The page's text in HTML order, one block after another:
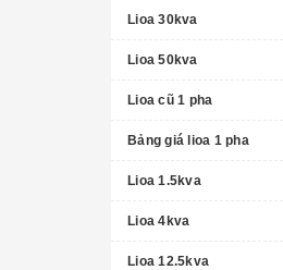
Lioa 30kva
Lioa 50kva
Lioa cũ 1 pha
Bảng giá lioa 1 pha
Lioa 1.5kva
Lioa 4kva
Lioa 12.5kva